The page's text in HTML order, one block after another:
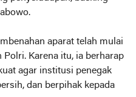
aparat telah mulai
Karena itu, ia berharap
agar institusi penegak
dan berpihak kepada